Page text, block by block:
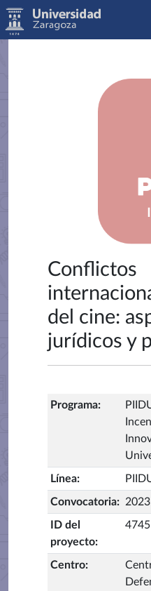
Conflictos
del cine:
jurídicos y
Programa:
Línea:
Convocatoria: 2023
ID del
proyecto:
4745
Centro: